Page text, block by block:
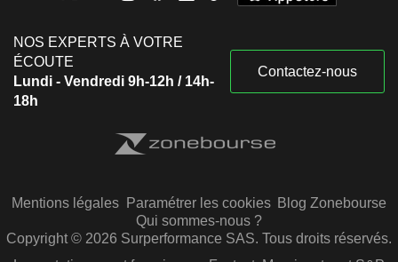
NOS EXPERTS À VOTRE
ÉCOUTE
Lundi - Vendredi 9h-12h / 14h-
18h
Contactez-nous
Mentions légales Paramétrer les cookies Blog Zonebourse
Qui sommes-nous ?
Copyright © 2026 Surperformance SAS. Tous droits réservés.